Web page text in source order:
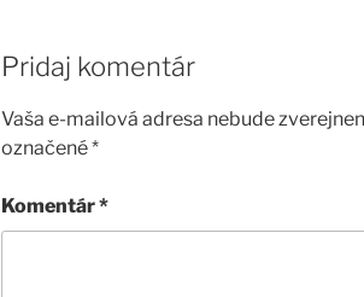
Pridaj komentár
Vaša e-mailová adresa nebude
označené*
Komentár*